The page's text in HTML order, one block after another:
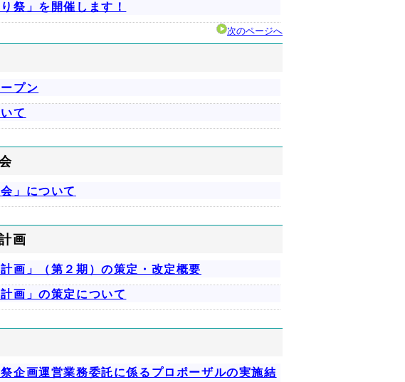
祭」を開催します！
次のページへ
プン
て
」について
画
画」（第２期）の策定・改定概要
画」の策定について
企画運営業務委託に係るプロポーザルの実施結